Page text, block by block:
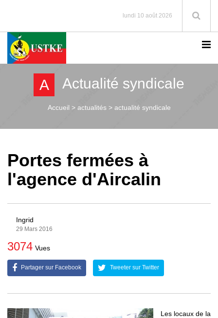
lundi 10 août 2026
A Actualité syndicale
Accueil >actualités > actualité syndicale
Portes fermées à
l'agence d'Aircalin
Ingrid
29 Mars 2016
3074 Vues
Partager sur Facebook Tweeter sur Twitter
Les locaux de la